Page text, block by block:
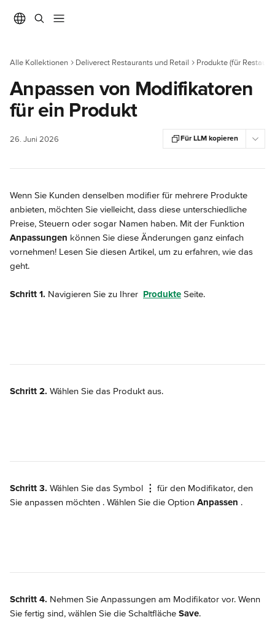
Alle Kollektionen Deliverect Restaurants und Retail Produkte (für
Anpassen von Modifikatoren
für ein Produkt
26. Juni 2026 Für LLM kopieren
Wenn Sie Kunden denselben modifier für mehrere Produkte
anbieten, möchten Sie vielleicht, dass diese unterschiedliche
Preise, Steuern oder sogar Namen haben. Mit der Funktion
Anpassungen können Sie diese Änderungen ganz einfach
vornehmen! Lesen Sie diesen Artikel, um zu erfahren, wie das
geht.
Schritt 1. Navigieren Sie zu Ihrer Produkte Seite.
Schritt 2. Wählen Sie das Produkt aus.
Schritt 3. Wählen Sie das Symbol ⋮ für den Modifikator, den
Sie anpassen möchten . Wählen Sie die Option Anpassen .
Schritt 4. Nehmen Sie Anpassungen am Modifikator vor. Wenn
Sie fertig sind, wählen Sie die Schaltfläche Save.